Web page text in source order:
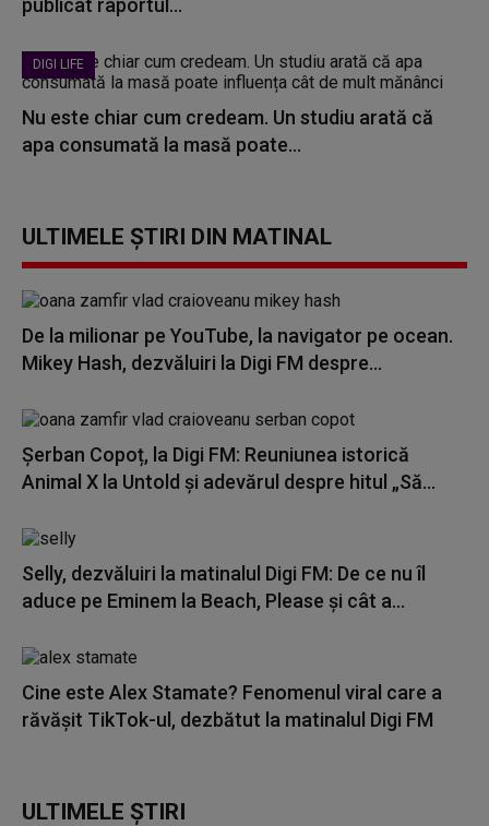
publicat raportul...
DIGI LIFE
Nu este chiar cum credeam. Un studiu arată că
apa consumată la masă poate...
ULTIMELE ȘTIRI DIN MATINAL
De la milionar pe YouTube, la navigator pe ocean.
Mikey Hash, dezvăluiri la Digi FM despre...
Șerban Copoț, la Digi FM: Reuniunea istorică
Animal X la Untold și adevărul despre hitul „Să...
Selly, dezvăluiri la matinalul Digi FM: De ce nu îl
aduce pe Eminem la Beach, Please și cât a...
Cine este Alex Stamate? Fenomenul viral care a
răvășit TikTok-ul, dezbătut la matinalul Digi FM
ULTIMELE ȘTIRI